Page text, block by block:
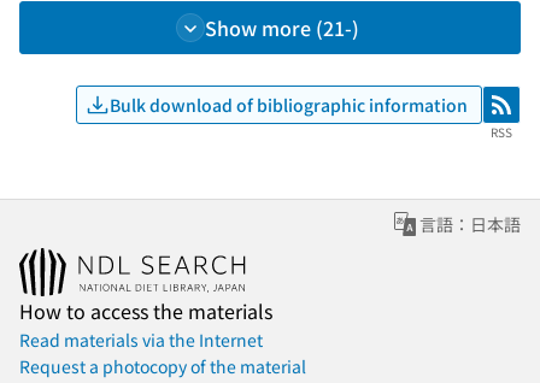
Show more (21-)
Bulk download of bibliographic information RSS
RSS
言語：日本語
How to access the materials
Read materials via the Internet
Request a photocopy of the material